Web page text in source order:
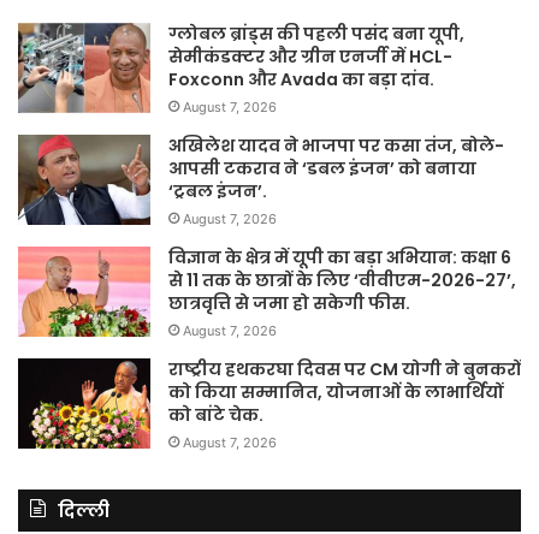
ग्लोबल ब्रांड्स की पहली पसंद बना यूपी,
सेमीकंडक्टर और ग्रीन एनर्जी में HCL-
Foxconn और Avada का बड़ा दांव.
August 7, 2026
अखिलेश यादव ने भाजपा पर कसा तंज, बोले-
आपसी टकराव ने ‘डबल इंजन’ को बनाया
‘ट्रबल इंजन’.
August 7, 2026
विज्ञान के क्षेत्र में यूपी का बड़ा अभियान: कक्षा 6
से 11 तक के छात्रों के लिए ‘वीवीएम-2026-27’,
छात्रवृत्ति से जमा हो सकेगी फीस.
August 7, 2026
राष्ट्रीय हथकरघा दिवस पर CM योगी ने बुनकरों
को किया सम्मानित, योजनाओं के लाभार्थियों
को बांटे चेक.
August 7, 2026
दिल्ली